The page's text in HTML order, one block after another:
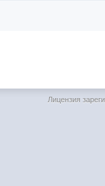
Лицензия